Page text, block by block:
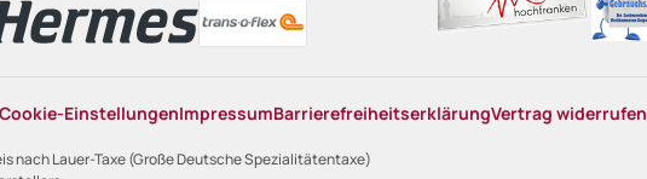
Cookie-EinstellungenImpressumBarrierefreiheitserklärungVertrag widerrufen
nach Lauer-Taxe (Große Deutsche Spezialitätentaxe)